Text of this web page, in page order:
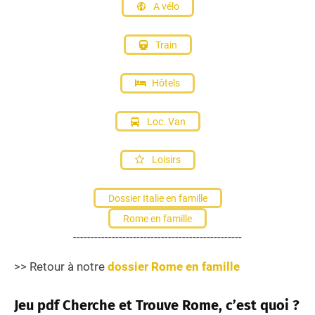
A vélo
Train
Hôtels
Loc. Van
Loisirs
Dossier Italie en famille
Rome en famille
------------------------------------------------
>> Retour à notre dossier Rome en famille
Jeu pdf Cherche et Trouve Rome, c’est quoi ?